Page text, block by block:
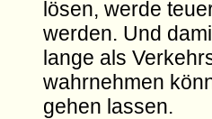
lösen, werde
werden. Und
lange als
wahrnehmen
gehen lassen.